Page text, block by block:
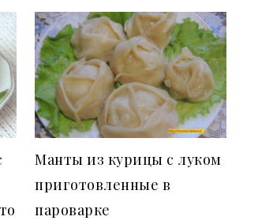
Манты из курицы с луком
приготовленные в
пароварке